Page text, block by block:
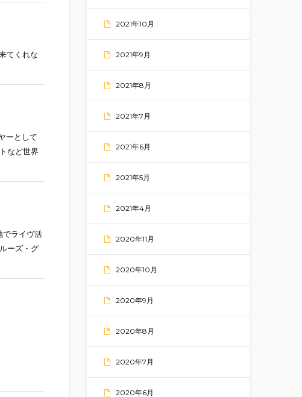
てくれな
ーとして
など世界
でライヴ活
ーズ・グ
2021年10月
2021年9月
2021年8月
2021年7月
2021年6月
2021年5月
2021年4月
2020年11月
2020年10月
2020年9月
2020年8月
2020年7月
2020年6月